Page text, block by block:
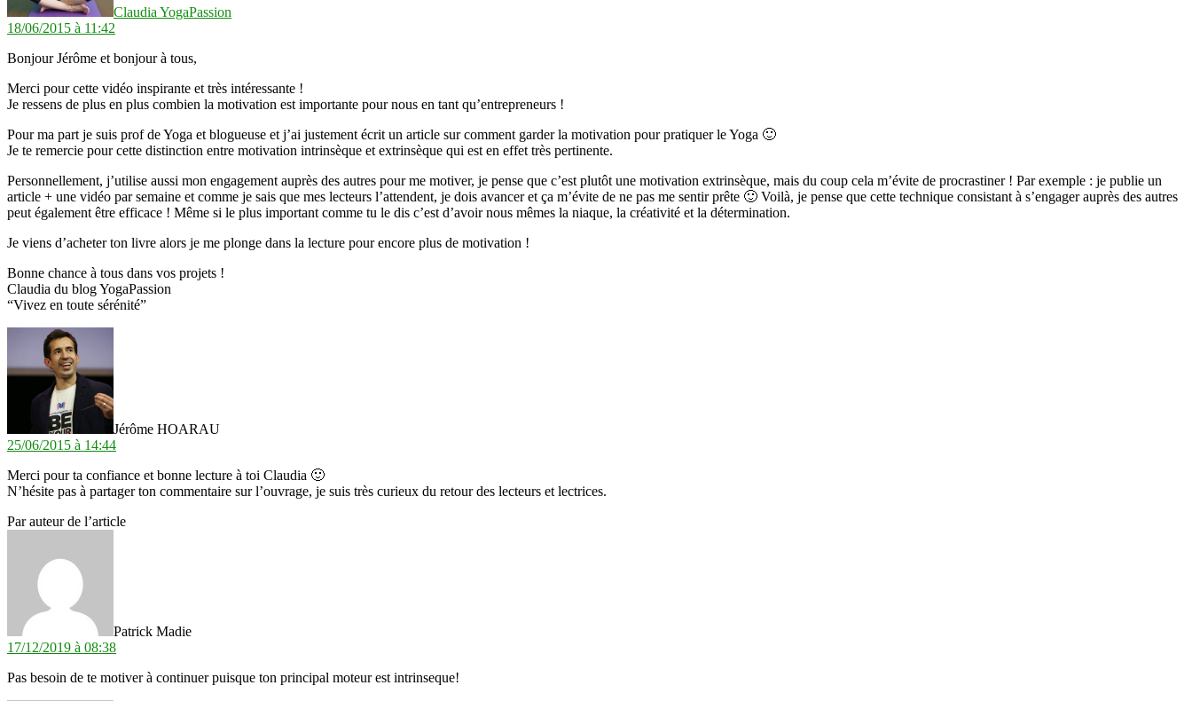
Claudia YogaPassion
18/06/2015 à 11:42
Bonjour Jérôme et bonjour à tous,
Merci pour cette vidéo inspirante et très intéressante !
Je ressens de plus en plus combien la motivation est importante pour nous en tant qu’entrepreneurs !
Pour ma part je suis prof de Yoga et blogueuse et j’ai justement écrit un article sur comment garder la motivation pour pratiquer le Yoga 🙂
Je te remercie pour cette distinction entre motivation intrinsèque et extrinsèque qui est en effet très pertinente.
Personnellement, j’utilise aussi mon engagement auprès des autres pour me motiver, je pense que c’est plutôt une motivation extrinsèque, mais du coup cela m’évite de procrastiner ! Par exemple : je publie un
article + une vidéo par semaine et comme je sais que mes lecteurs l’attendent, je dois avancer et ça m’évite de ne pas me sentir prête 🙂 Voilà, je pense que cette technique consistant à s’engager auprès des autres
peut également être efficace ! Même si le plus important comme tu le dis c’est d’avoir nous mêmes la niaque, la créativité et la détermination.
Je viens d’acheter ton livre alors je me plonge dans la lecture pour encore plus de motivation !
Bonne chance à tous dans vos projets !
Claudia du blog YogaPassion
“Vivez en toute sérénité”
Jérôme HOARAU
25/06/2015 à 14:44
Merci pour ta confiance et bonne lecture à toi Claudia 🙂
N’hésite pas à partager ton commentaire sur l’ouvrage, je suis très curieux du retour des lecteurs et lectrices.
Par auteur de l’article
Patrick Madie
17/12/2019 à 08:38
Pas besoin de te motiver à continuer puisque ton principal moteur est intrinseque!